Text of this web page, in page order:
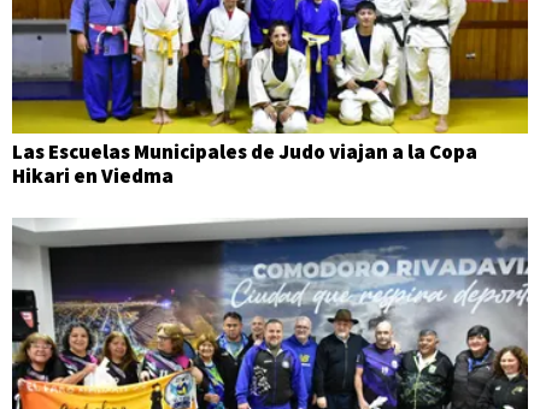
Las Escuelas Municipales de Judo viajan a la Copa
Hikari en Viedma